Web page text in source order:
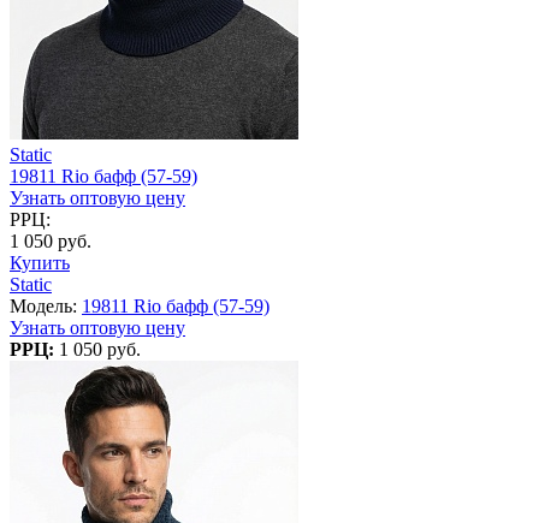
Static
19811 Rio бафф (57-59)
Узнать оптовую цену
РРЦ:
1 050 руб.
Купить
Static
Модель: 19811 Rio бафф (57-59)
Узнать оптовую цену
РРЦ: 1 050 руб.